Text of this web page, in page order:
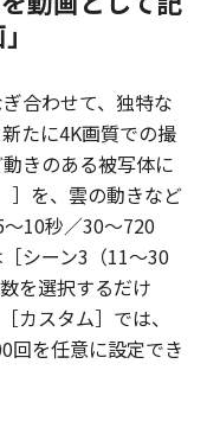
合わせて、独特な
たに4K画質での撮
きのある被写体に
］を、雲の動きなど
10秒／30～720
シーン3（11～30
を選択するだけ
カスタム］では、
回を任意に設定でき